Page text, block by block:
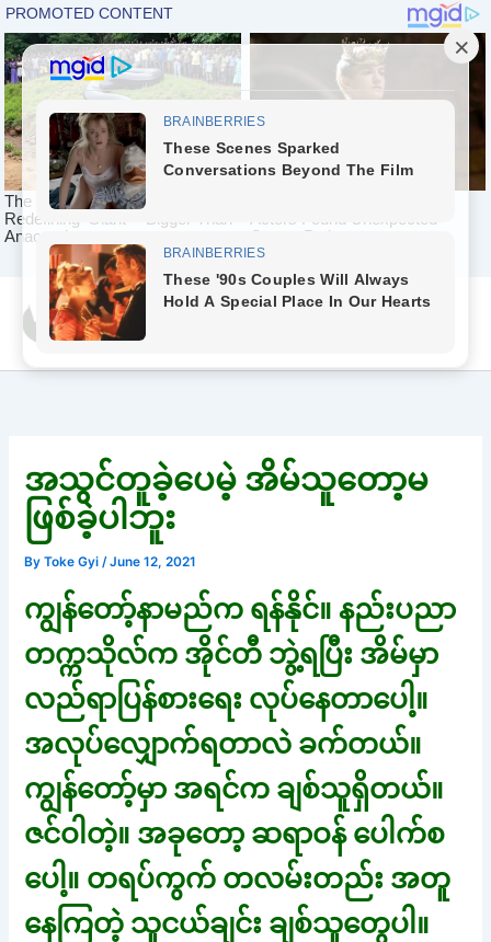
content
Yeah Celeb [အပြာ
အသွင်တူခဲ့ပေမဲ့ အိမ်သူတော့မ
ဖြစ်ခဲ့ပါဘူး
ByToke Gyi /June 12, 2021
ကျွန်တော့်နာမည်က ရန်နိုင်။ နည်းပညာ
တက္ကသိုလ်က အိုင်တီ ဘွဲ့ရပြီး အိမ်မှာ
လည်ရာပြန်စားရေး လုပ်နေတာပေါ့။
အလုပ်လျှောက်ရတာလဲ ခက်တယ်။
ကျွန်တော့်မှာ အရင်က ချစ်သူရှိတယ်။
ဇင်ဝါတဲ့။ အခုတော့ ဆရာဝန် ပေါက်စ
ပေါ့။ တရပ်ကွက် တလမ်းတည်း အတူ
နေကြတဲ့ သူငယ်ချင်း ချစ်သူတွေပါ။